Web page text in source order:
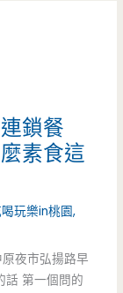
鎖餐
素食這
玩樂in桃園,
夜市弘揚路早
第一個問的